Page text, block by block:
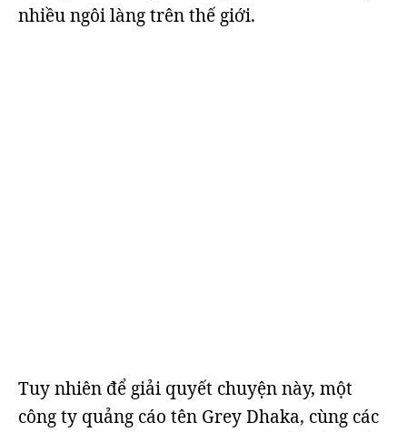
nhiều ngôi làng trên thế giới.
Tuy nhiên để giải quyết chuyện này, một
công ty quảng cáo tên Grey Dhaka, cùng các